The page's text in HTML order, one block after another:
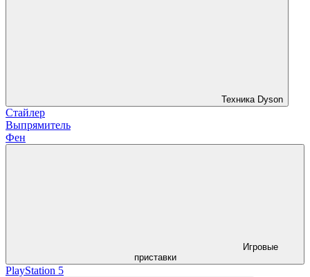
Техника Dyson
Стайлер
Выпрямитель
Фен
Игровые
приставки
PlayStation 5